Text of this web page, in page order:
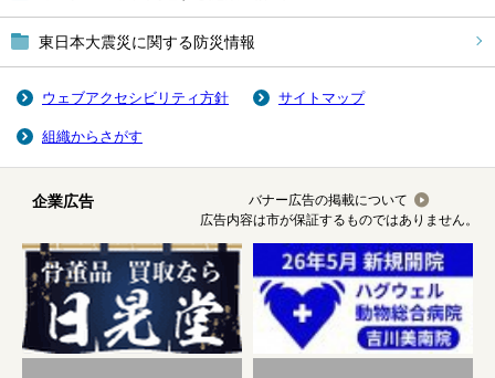
東日本大震災に関する防災情報
ウェブアクセシビリティ方針 サイトマップ
組織からさがす
企業広告
バナー広告の掲載について
広告内容は市が保証するものではありません。